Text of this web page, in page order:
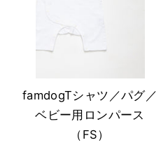
famdogTシャツ／パグ／
ベビー用ロンパース
（FS）